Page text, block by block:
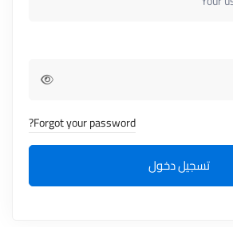
Forgot your password?
تسجيل دخول